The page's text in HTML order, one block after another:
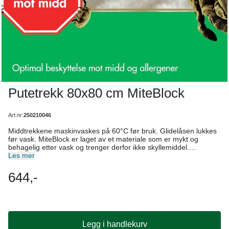
Putetrekk 80x80 cm MiteBlock
Art.nr:250210046
Middtrekkene maskinvaskes på 60°C før bruk. Glidelåsen lukkes
før vask. MiteBlock er laget av et materiale som er mykt og
behagelig etter vask og trenger derfor ikke skyllemiddel.
MiteBlock middtrekk til pute skal ligge konstant på. Vanlig
dag). Middtrekket anbefales vasket 1-2 ganger pr. år. MiteBlock
putetrekk inngår i refusjonsordningen fra HELFO (for barn under
som vi etterlater oss i sengen. Den vil etterlate avføring der den
spiser, og når midden trekker seg tilbake vil avføringen bli
Les mer
644,-
Legg i handlekurv